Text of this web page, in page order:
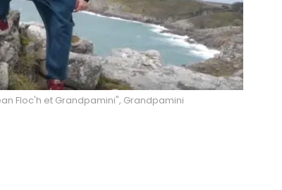
Floc'h et Grandpamini", Grandpamini